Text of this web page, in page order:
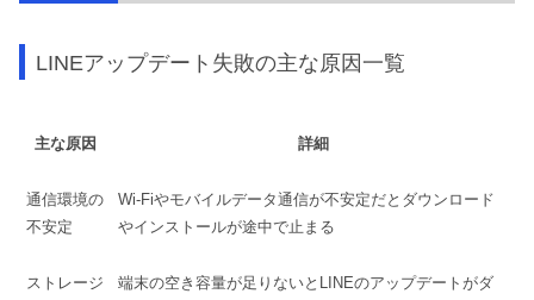
LINEアップデート失敗の主な原因一覧
主な原因 詳細
通信環境の
不安定
Wi-Fiやモバイルデータ通信が不安定だとダウンロード
やインストールが途中で止まる
ストレージ
端末の空き容量が足りないとLINEのアップデートがダ